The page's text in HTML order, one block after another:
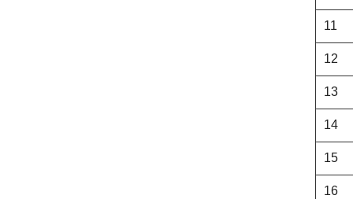
11
12
13
14
15
16